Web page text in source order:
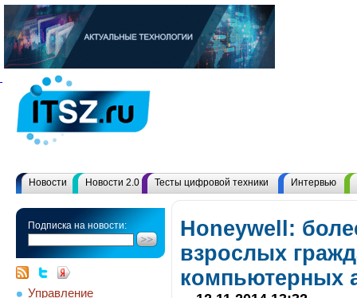
Новости Новости 2.0 Тесты цифровой техники Интервью
Подписка на новости:
Управление
Honeywell:
взрослых
компьютерных